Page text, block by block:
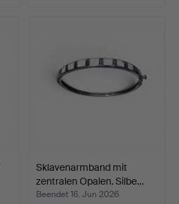
Sklavenarmband mit
zentralen Opalen. Silbe…
Beendet 16. Jun 2026